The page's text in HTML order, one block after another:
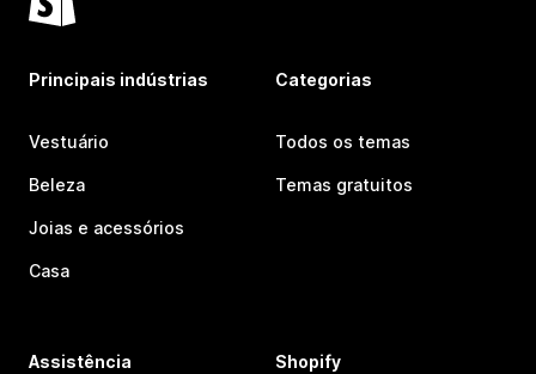
Principais indústrias
Vestuário
Beleza
Joias e acessórios
Casa
Categorias
Todos os temas
Temas gratuitos
Assistência Shopify